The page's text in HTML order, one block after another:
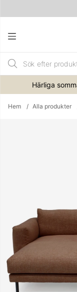
Härliga
Hem Alla produkter